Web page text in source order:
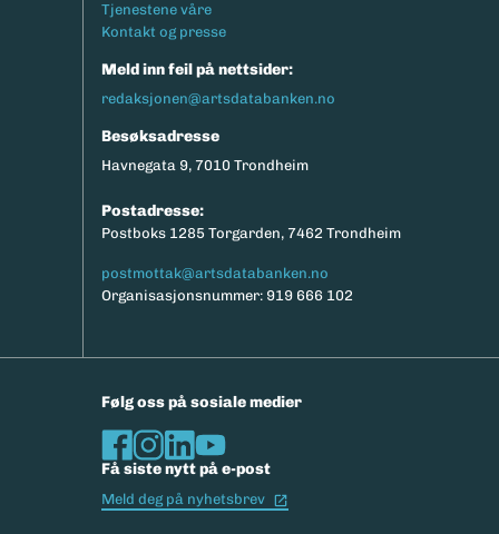
Tjenestene våre
Kontakt og presse
Meld inn feil på nettsider:
redaksjonen@artsdatabanken.no
Besøksadresse
Havnegata 9, 7010 Trondheim
Postadresse:
Postboks 1285 Torgarden, 7462 Trondheim
postmottak@artsdatabanken.no
Organisasjonsnummer: 919 666 102
Følg oss på sosiale medier
Få siste nytt på e-post
Meld deg på nyhetsbrev